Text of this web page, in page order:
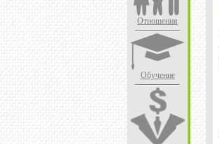
Отношения
Обучение